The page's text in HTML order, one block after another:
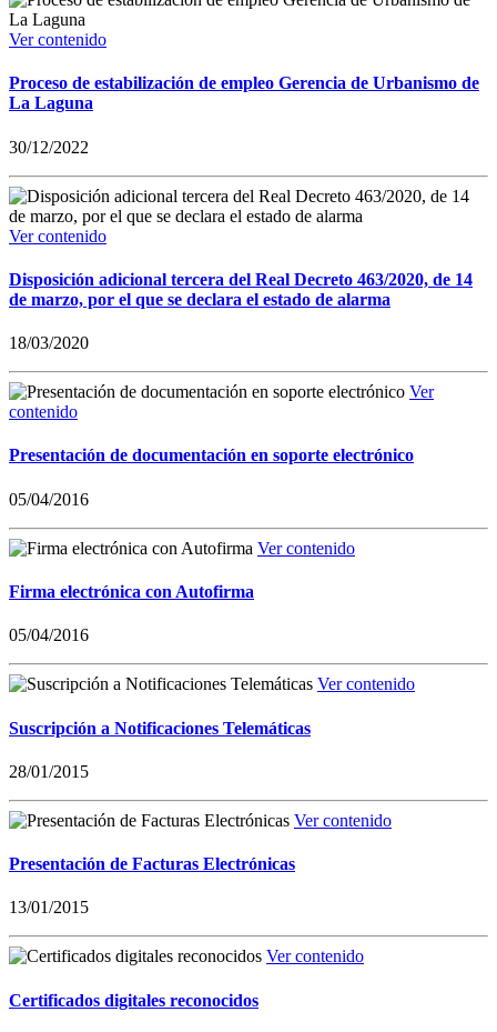
Ver contenido
Proceso de estabilización de empleo Gerencia de Urbanismo de
La Laguna
30/12/2022
Ver contenido
Disposición adicional tercera del Real Decreto 463/2020, de 14
de marzo, por el que se declara el estado de alarma
18/03/2020
Ver
contenido
Presentación de documentación en soporte electrónico
05/04/2016
Ver contenido
Firma electrónica con Autofirma
05/04/2016
Ver contenido
Suscripción a Notificaciones Telemáticas
28/01/2015
Ver contenido
Presentación de Facturas Electrónicas
13/01/2015
Ver contenido
Certificados digitales reconocidos